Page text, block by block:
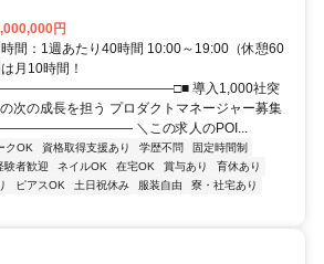
円
間：1週あたり40時間 10:00～19:00（休憩60
月10時間！
導入1,000社突
次の成長を担う プロダクトマネージャー募集
＼この求人のPOI...
クOK 資格取得支援あり 学歴不問
固定時間制
験者歓迎 ネイルOK 在宅OK 賞与あり
育休あり
ピアスOK 土日祝休み 服装自由
寮・社宅あり